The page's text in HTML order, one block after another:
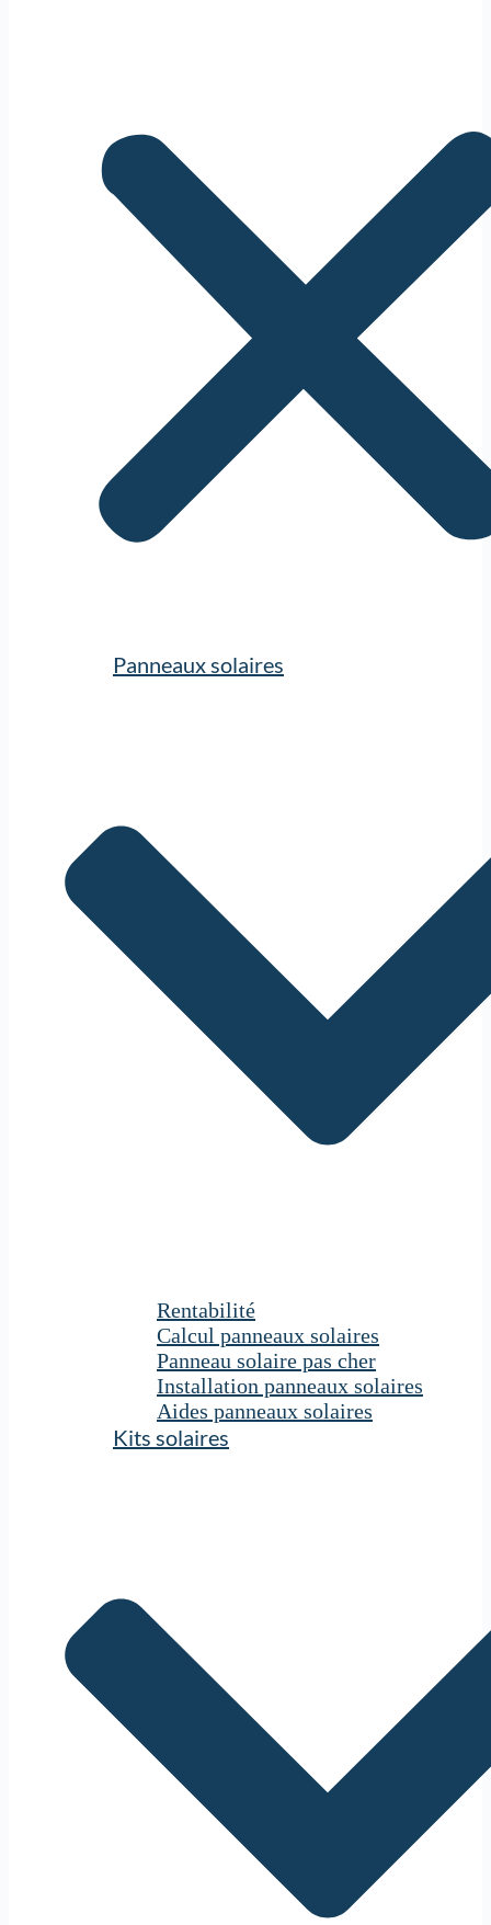
Panneaux solaires
Rentabilité
Calcul panneaux solaires
Panneau solaire pas cher
Installation panneaux solaires
Aides panneaux solaires
Kits solaires